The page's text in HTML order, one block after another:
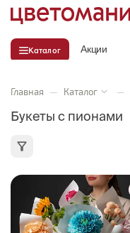
Каталог Акции
Главная — Каталог —
Букеты с пионами